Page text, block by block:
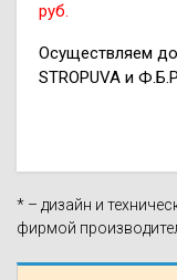
руб.
Осуществляем
STROPUVA и
* – дизайн и
фирмой